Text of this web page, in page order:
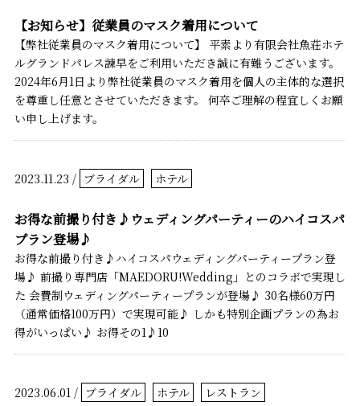
【お知らせ】従業員のマスク着用について
【弊社従業員のマスク着用について】 平素より有限会社魚荘ホテ
ルグランドパレス諫早をご利用いただき誠に有難うございます。
2024年6月1日より弊社従業員のマスク着用を個人の主体的な選択
を尊重し任意とさせていただきます。 何卒ご理解の程宜しくお願
い申し上げます。
2023.11.23 / ブライダル ホテル
お得な前撮り付き♪ウェディングパーティーのハイコスパ
プラン登場♪
お得な前撮り付き♪ハイコスパウェディングパーティープラン登
場♪ 前撮り専門店「MAEDORU!Wedding」とのコラボで実現し
た 会費制ウェディングパーティープランが登場♪ 30名様60万円
（通常価格100万円）で実現可能♪ しかも特別企画プランの為お
得がいっぱい♪ お得その1♪10
2023.06.01 / ブライダル ホテル レストラン